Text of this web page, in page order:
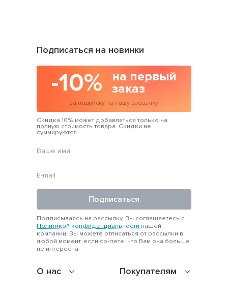
О нас Покупателям
Подписаться на новинки
-10%
на первый
заказ
за подписку на нашу рассылку
Скидка 10% может добавляться только на
полную стоимость товара. Скидки не
суммируются.
Подписаться
Подписываясь на рассылку, Вы соглашаетесь с
Политикой конфиденциальности нашей
компании. Вы можете отписаться от рассылки в
любой момент, если сочтете, что Вам она больше
не интересна.